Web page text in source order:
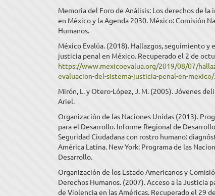
Memoria del Foro de Análisis: Los derechos de la
en México y la Agenda 2030. México: Comisión
Humanos.
México Evalúa. (2018). Hallazgos, seguimiento y
justicia penal en México. Recuperado el 2 de
https://www.mexicoevalua.org/2019/08/07/
evaluacion-del-sistema-justicia-penal-en-mexico/.
Mirón, L. y Otero-López, J. M. (2005). Jóvenes
Ariel.
Organización de las Naciones Unidas (2013).
para el Desarrollo. Informe Regional de
Seguridad Ciudadana con rostro humano:
América Latina. New York: Programa de las
Desarrollo.
Organización de los Estado Americanos y
Derechos Humanos. (2007). Acceso a la Justicia
de Violencia en las Américas. Recuperado el 29